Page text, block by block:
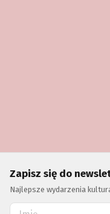
Zapisz się do
Najlepsze wydarzenia